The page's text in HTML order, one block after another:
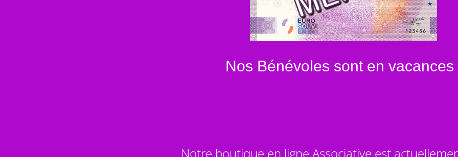
Nos Bénévoles sont en vacances
Notre boutique en ligne Associative est